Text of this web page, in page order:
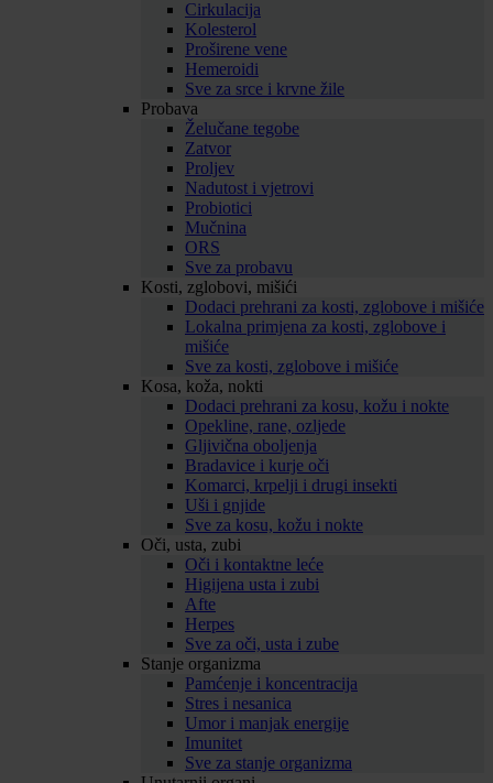
Cirkulacija
Kolesterol
Proširene vene
Hemeroidi
Sve za srce i krvne žile
Probava
Želučane tegobe
Zatvor
Proljev
Nadutost i vjetrovi
Probiotici
Mučnina
ORS
Sve za probavu
Kosti, zglobovi, mišići
Dodaci prehrani za kosti, zglobove i mišiće
Lokalna primjena za kosti, zglobove i
mišiće
Sve za kosti, zglobove i mišiće
Kosa, koža, nokti
Dodaci prehrani za kosu, kožu i nokte
Opekline, rane, ozljede
Gljivična oboljenja
Bradavice i kurje oči
Komarci, krpelji i drugi insekti
Uši i gnjide
Sve za kosu, kožu i nokte
Oči, usta, zubi
Oči i kontaktne leće
Higijena usta i zubi
Afte
Herpes
Sve za oči, usta i zube
Stanje organizma
Pamćenje i koncentracija
Stres i nesanica
Umor i manjak energije
Imunitet
Sve za stanje organizma